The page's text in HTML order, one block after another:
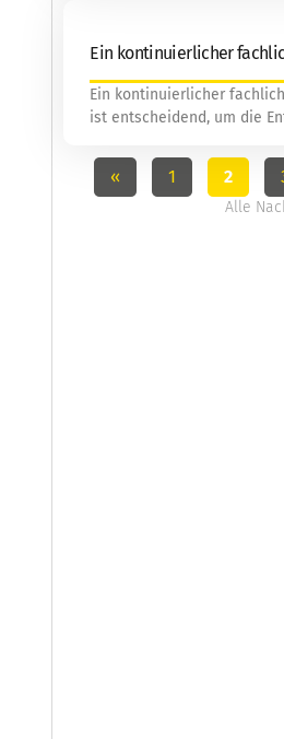
Ein kontinuierlicher
Ein kontinuierlicher
ist entscheidend, um die
« 1 2
Alle